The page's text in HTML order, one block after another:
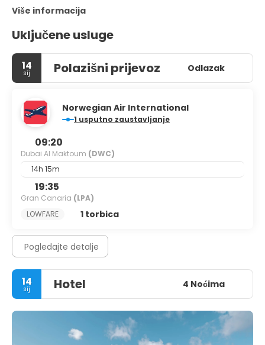
Više informacija
Uključene usluge
14
sij Polazišni prijevoz Odlazak
Norwegian Air International
1 usputno zaustavljanje
09:20
Dubai Al Maktoum (DWC)
14h 15m
19:35
Gran Canaria (LPA)
LOWFARE
1 torbica
Pogledajte detalje
14
sij Hotel 4 Noćima